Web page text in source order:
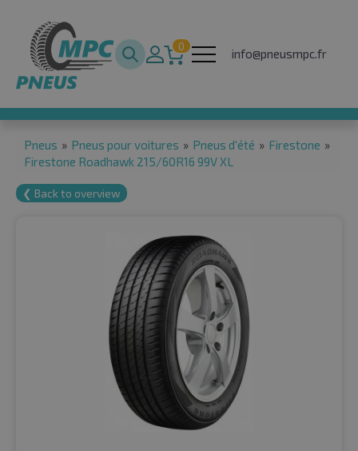
0
info@pneusmpc.fr
Pneus » Pneus pour voitures » Pneus d'été » Firestone »
Firestone Roadhawk 215/60R16 99V XL
❮ Back to overview